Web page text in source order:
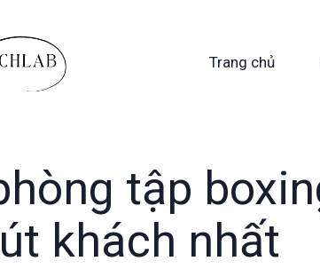
Trang chủ
tập
khách nhất